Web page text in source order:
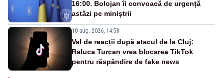
16:00. Bolojan îi convoacă de urgență
astăzi pe miniștrii
10 aug. 2026, 14:58
Val de reacții după atacul de la Cluj:
Raluca Turcan vrea blocarea TikTok
pentru răspândire de fake news